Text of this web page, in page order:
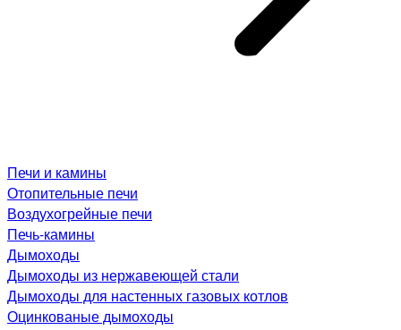
Печи и камины
Отопительные печи
Воздухогрейные печи
Печь-камины
Дымоходы
Дымоходы из нержавеющей стали
Дымоходы для настенных газовых котлов
Оцинкованые дымоходы